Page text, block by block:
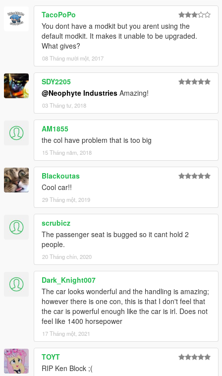
TacoPoPo
You dont have a modkit but you arent using the
default modkit. It makes it unable to be upgraded.
What gives?
08 Tháng mười một, 2017
SDY2205
@Neophyte Industries Amazing!
03 Tháng tư, 2018
AM1855
the col have problem that is too big
15 Tháng năm, 2018
Blackoutas
Cool car!!
29 Tháng một, 2019
scrubicz
The passenger seat is bugged so it cant hold 2
people.
20 Tháng chín, 2020
Dark_Knight007
The car looks wonderful and the handling is amazing;
however there is one con, this is that I don't feel that
the car is powerful enough like the car is irl. Does not
feel like 1400 horsepower
17 Tháng một, 2021
TOYT
RIP Ken Block ;(